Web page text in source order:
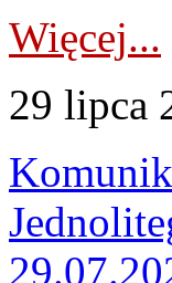
Więcej...
29 lipca